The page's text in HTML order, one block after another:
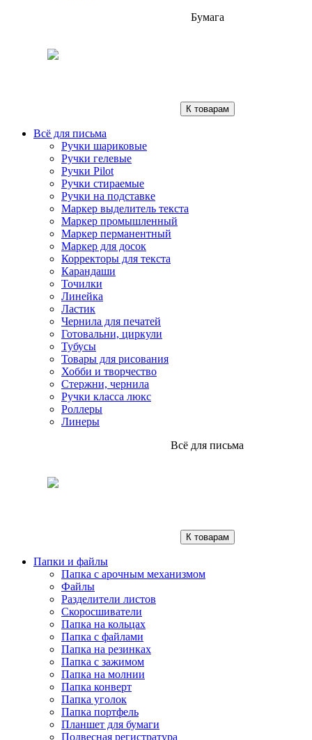
Бумага
К товарам
Всё для письма
Ручки шариковые
Ручки гелевые
Ручки Pilot
Ручки стираемые
Ручки на подставке
Маркер выделитель текста
Маркер промышленный
Маркер перманентный
Маркер для досок
Корректоры для текста
Карандаши
Точилки
Линейка
Ластик
Чернила для печатей
Готовальни, циркули
Тубусы
Товары для рисования
Хобби и творчество
Стержни, чернила
Ручки класса люкс
Роллеры
Линеры
Всё для письма
К товарам
Папки и файлы
Папка с арочным механизмом
Файлы
Разделители листов
Скоросшиватели
Папка на кольцах
Папка с файлами
Папка на резинках
Папка с зажимом
Папка на молнии
Папка конверт
Папка уголок
Папка портфель
Планшет для бумаги
Подвесная регистратура